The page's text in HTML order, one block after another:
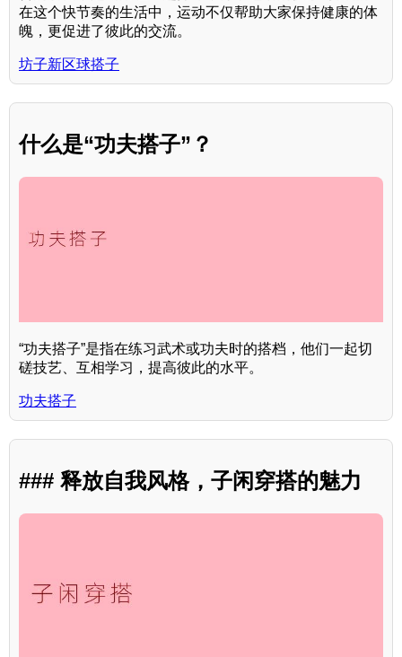
在这个快节奏的生活中，运动不仅帮助大家保持健康的体
魄，更促进了彼此的交流。
坊子新区球搭子
什么是“功夫搭子”？
“功夫搭子”是指在练习武术或功夫时的搭档，他们一起切
磋技艺、互相学习，提高彼此的水平。
功夫搭子
### 释放自我风格，子闲穿搭的魅力